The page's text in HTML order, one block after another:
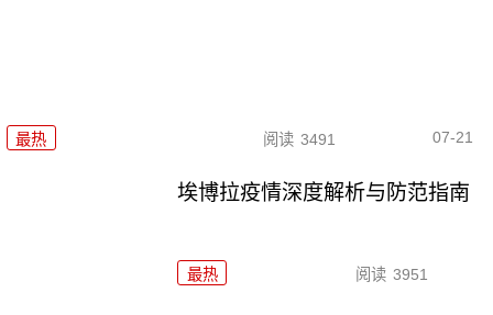
最热 阅读 3491 07-21
埃博拉疫情深度解析与防范指南
最热 阅读 3951